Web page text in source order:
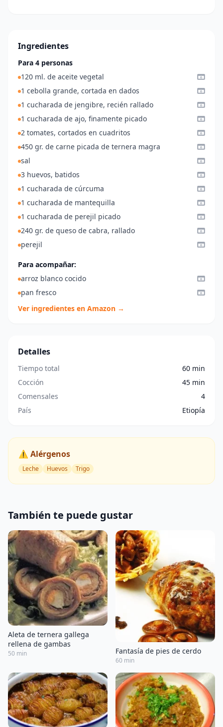
Ingredientes
Para 4 personas
120 ml. de aceite vegetal
1 cebolla grande, cortada en dados
1 cucharada de jengibre, recién rallado
1 cucharada de ajo, finamente picado
2 tomates, cortados en cuadritos
450 gr. de carne picada de ternera magra
sal
3 huevos, batidos
1 cucharada de cúrcuma
1 cucharada de mantequilla
1 cucharada de perejil picado
240 gr. de queso de cabra, rallado
perejil
Para acompañar:
arroz blanco cocido
pan fresco
Ver ingredientes en Amazon →
Detalles
Tiempo total
60 min
Cocción
45 min
Comensales
4
País
Etiopía
⚠️ Alérgenos
Leche Huevos Trigo
También te puede gustar
Aleta de ternera gallega
rellena de gambas
50 min Fantasía de pies de cerdo
60 min